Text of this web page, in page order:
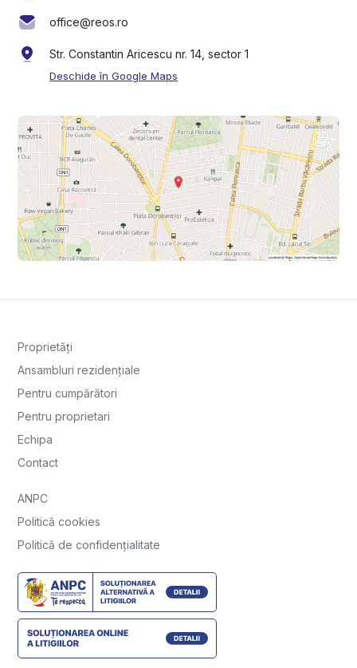
office@reos.ro
Str. Constantin Aricescu nr. 14, sector 1
Deschide în Google Maps
Proprietăți
Ansambluri rezidențiale
Pentru cumpărători
Pentru proprietari
Echipa
Contact
ANPC
Politică cookies
Politică de confidențialitate